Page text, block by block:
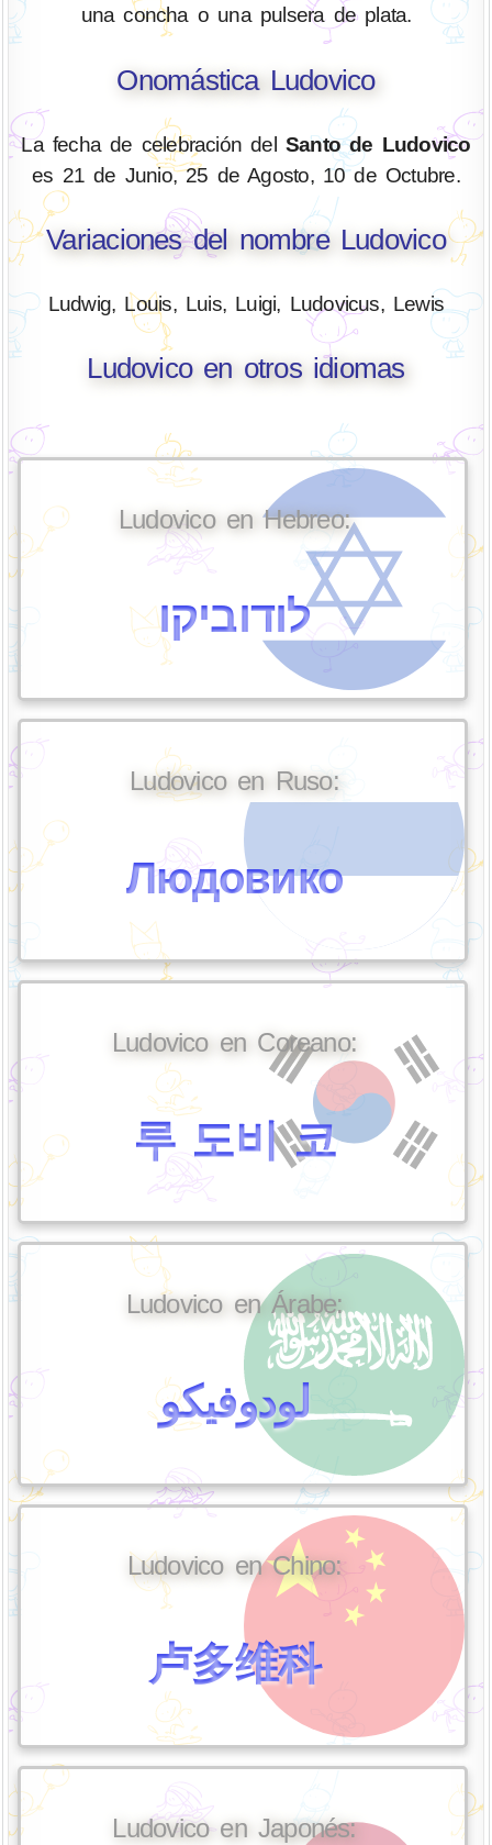
una concha o una pulsera de plata.
Onomástica Ludovico
La fecha de celebración delSanto de Ludovico
es 21 de Junio, 25 de Agosto, 10 de Octubre.
Variaciones del nombre Ludovico
Ludwig, Louis, Luis, Luigi, Ludovicus, Lewis
Ludovico en otros idiomas
Ludovico en Hebreo:
לודוביקו
Ludovico en Ruso:
Людовико
Ludovico en Coreano:
루 도비 코
Ludovico en Árabe:
لودوفيكو
Ludovico en Chino:
卢多维科
Ludovico en Japonés: